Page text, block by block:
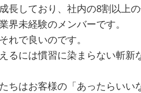
長しており、社内の8割以上の
界未経験のメンバーです。
れで良いのです。
るには慣習に染まらない斬新
ちはお客様の「あったらいい